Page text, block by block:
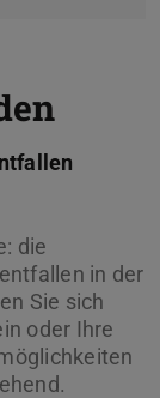
die
in der
Sie sich
oder Ihre